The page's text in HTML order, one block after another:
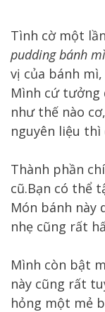
Tình cờ một
pudding bánh mì
vị của bánh
Mình cứ tưởng
như thế nào
nguyên liệu thì
Thành phần
cũ.Bạn có thể
Món bánh này
nhẹ cũng rất
Mình còn bật
này cũng rất
hỏng một mẻ